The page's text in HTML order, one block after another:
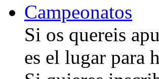
Campeonatos
Si os quereis
es el lugar para